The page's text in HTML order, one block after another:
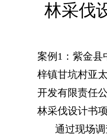
林采伐
案例1：紫金县
梓镇甘坑村亚
开发有限责任
林采伐设计书
通过现场调